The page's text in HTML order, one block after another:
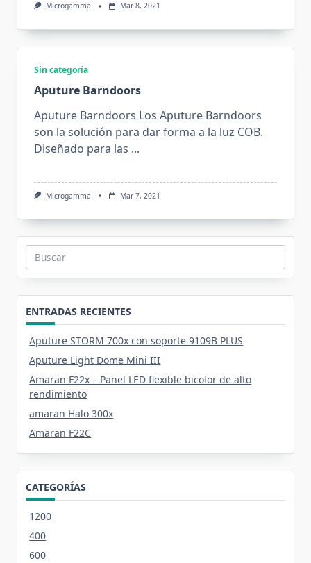
Microgamma Mar 8, 2021
Sin categoría
Aputure Barndoors
Aputure Barndoors Los Aputure Barndoors
son la solución para dar forma a la luz COB.
Diseñado para las ...
Microgamma Mar 7, 2021
Buscar:
ENTRADAS RECIENTES
Aputure STORM 700x con soporte 9109B PLUS
Aputure Light Dome Mini III
Amaran F22x – Panel LED flexible bicolor de alto
rendimiento
amaran Halo 300x
Amaran F22C
CATEGORÍAS
1200
400
600